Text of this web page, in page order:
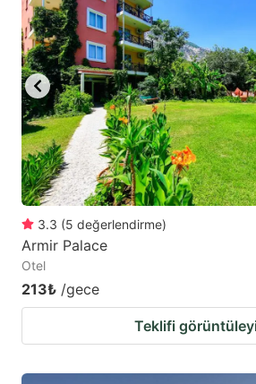
3.3 (5 değerlendirme)
Armir Palace
Otel
213₺ /gece
Teklifi